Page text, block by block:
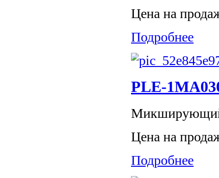
Цена на
Подробнее
PLE-
Микширующий
Цена на
Подробнее